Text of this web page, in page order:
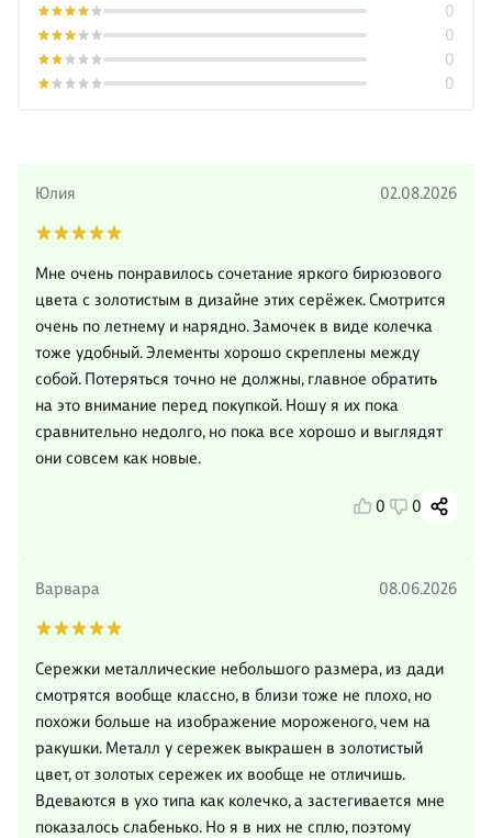
0
0
0
0
Юлия 02.08.2026
Мне очень понравилось сочетание яркого бирюзового
цвета с золотистым в дизайне этих серёжек. Смотрится
очень по летнему и нарядно. Замочек в виде колечка
тоже удобный. Элементы хорошо скреплены между
собой. Потеряться точно не должны, главное обратить
на это внимание перед покупкой. Ношу я их пока
сравнительно недолго, но пока все хорошо и выглядят
они совсем как новые.
0 0
Варвара 08.06.2026
Сережки металлические небольшого размера, из дади
смотрятся вообще классно, в близи тоже не плохо, но
похожи больше на изображение мороженого, чем на
ракушки. Металл у сережек выкрашен в золотистый
цвет, от золотых сережек их вообще не отличишь.
Вдеваются в ухо типа как колечко, а застегивается мне
показалось слабенько. Но я в них не сплю, поэтому